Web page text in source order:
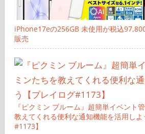
iPhone17eの256GB 未使用が税込
販売
『ピクミン ブルーム』超簡単イベント
教えてくれる便利な通知機能を活用し
#1173】